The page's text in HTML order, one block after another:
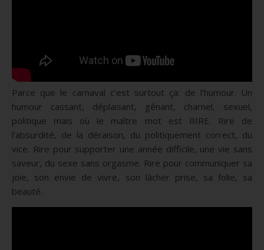
Parce que le carnaval c’est surtout ça: de l’humour. Un
humour cassant, déplaisant, gênant, charnel, sexuel,
politique mais où le maître mot est RIRE. Rire de
l’absurdité, de la déraison, du politiquement correct, du
vice. Rire pour supporter une année difficile, une vie sans
saveur, du sexe sans orgasme. Rire pour communiquer sa
joie, son envie de vivre, son lâcher prise, sa folie, sa
beauté.